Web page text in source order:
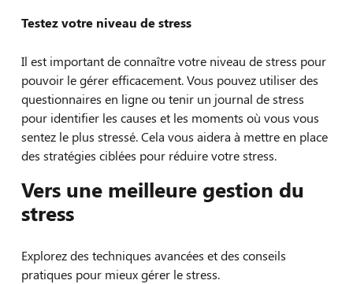
Testez votre niveau de stress
Il est important de connaître votre niveau de stress pour
pouvoir le gérer efficacement. Vous pouvez utiliser des
questionnaires en ligne ou tenir un journal de stress
pour identifier les causes et les moments où vous vous
sentez le plus stressé. Cela vous aidera à mettre en place
des stratégies ciblées pour réduire votre stress.
Vers une meilleure gestion du
stress
Explorez des techniques avancées et des conseils
pratiques pour mieux gérer le stress.